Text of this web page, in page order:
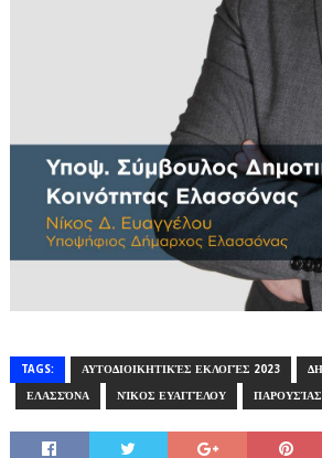
TAGS: ΑΥΤΟΔΙΟΙΚΗΤΙΚΈΣ ΕΚΛΟΓΈΣ 2023
ΕΛΑΣΣΌΝΑ ΝΊΚΟΣ ΕΥΑΓΓΈΛΟΥ